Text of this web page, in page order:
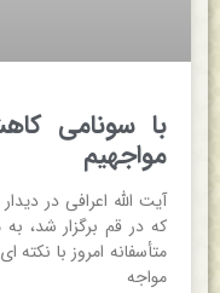
با سونامی
مواجهیم
آیت الله اعرافی در
که در قم برگزار شد،
متأسفانه امروز با نکته
مواجه